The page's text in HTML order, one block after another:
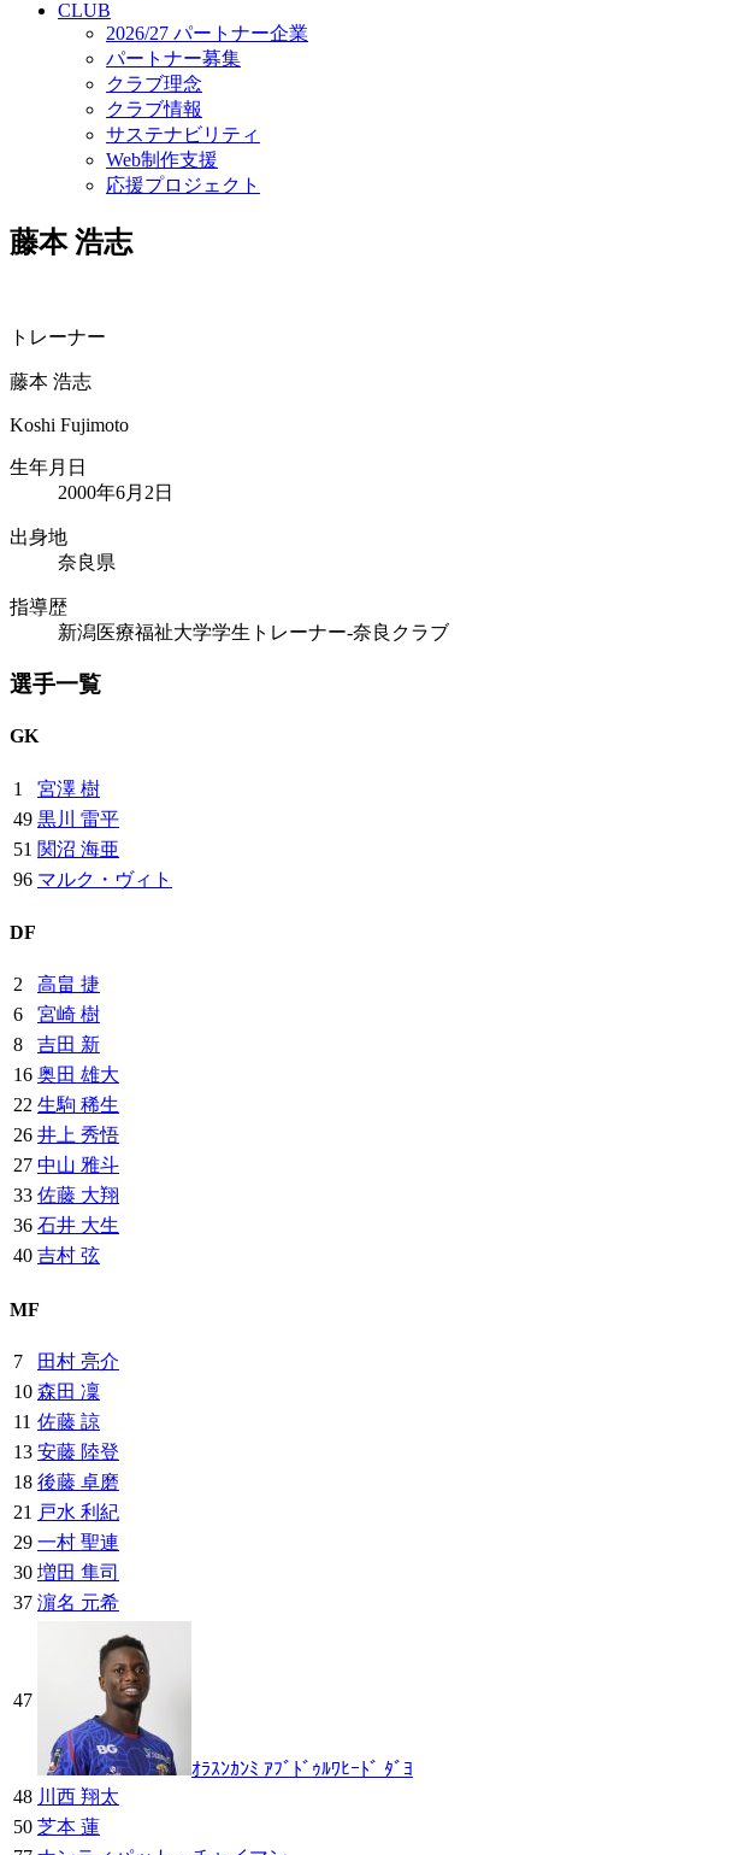
CLUB
2026/27 パートナー企業
パートナー募集
クラブ理念
クラブ情報
サステナビリティ
Web制作支援
応援プロジェクト
藤本 浩志
トレーナー
藤本 浩志
Koshi Fujimoto
生年月日
2000年6月2日
出身地
奈良県
指導歴
新潟医療福祉大学学生トレーナー-奈良クラブ
選手一覧
GK
1
宮澤 樹
49 黒川 雷平
51 関沼 海亜
96 マルク・ヴィト
DF
2
高畠 捷
6
宮崎 樹
8
吉田 新
16 奥田 雄大
22 生駒 稀生
26 井上 秀悟
27 中山 雅斗
33 佐藤 大翔
36 石井 大生
40 吉村 弦
MF
7
田村 亮介
10 森田 凜
11 佐藤 諒
13 安藤 陸登
18 後藤 卓磨
21 戸水 利紀
29 一村 聖連
30 増田 隼司
37 濵名 元希
47
ｵﾗｽﾝｶﾝﾐ ｱﾌﾞﾄﾞｩﾙﾜﾋｰﾄﾞ ﾀﾞﾖ
48 川西 翔太
50 芝本 蓮